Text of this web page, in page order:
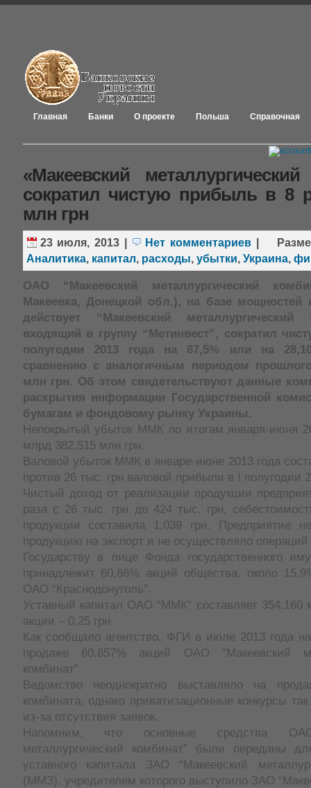
Главная Банки О проекте Польша Справочная
«Макеевский
сократил чистую прибыль в 8
млн грн
23 июля, 2013| Нет комментариев
Аналитика, капитал, расходы, убытки, Украина,
ОАО “Макеевский металлургический
Макеевка, Донецкой обл.), на базе мощностей
действует “Макеевский
входящий в группу “Метинвест”, сократил
полугодии 2013 года на 87,5% или на
сравнению с аналогичным периодом
млн грн. Об этом свидетельствуют данные
раскрытия информации Государственной
бумагам и фондовому рынку Украины.
Непокрытый убыток ММК по итогам января-июня
млрд 382,515 млн грн.
Валовой убыток ММК в январе-июне 2013 года
против 26 тыс. грн валовой прибыли в I полугодии
Чистый доход от реализации продукции
раза с 26 тыс. грн до 424 тыс. грн,
продукции составила 1,039 грн. Предприятие
продукцию на экспорт и не осуществляло
Государству в лице Фонда государственного
принадлежит 60,86% акций общества, около
ОАО “Краснодонуголь”.
Уставный капитал ОАО “ММК” составляет 354,160
акции – 0,25 грн.
Как сообщало агентство, ФГИ в июле 2013 года
продаже 60,857% акций ОАО “Макеевский
комбинат”.
Ведомство неоднократно выставляло на
комбината, однако приватизационные конкурсы
из-за отсутствия заявок.
Напомним, что основные средства ОАО
металлургический комбинат” были переданы
уставного капитала ЗАО “Макеевский
(ММЗ), учредителем которого выступило ЗАО